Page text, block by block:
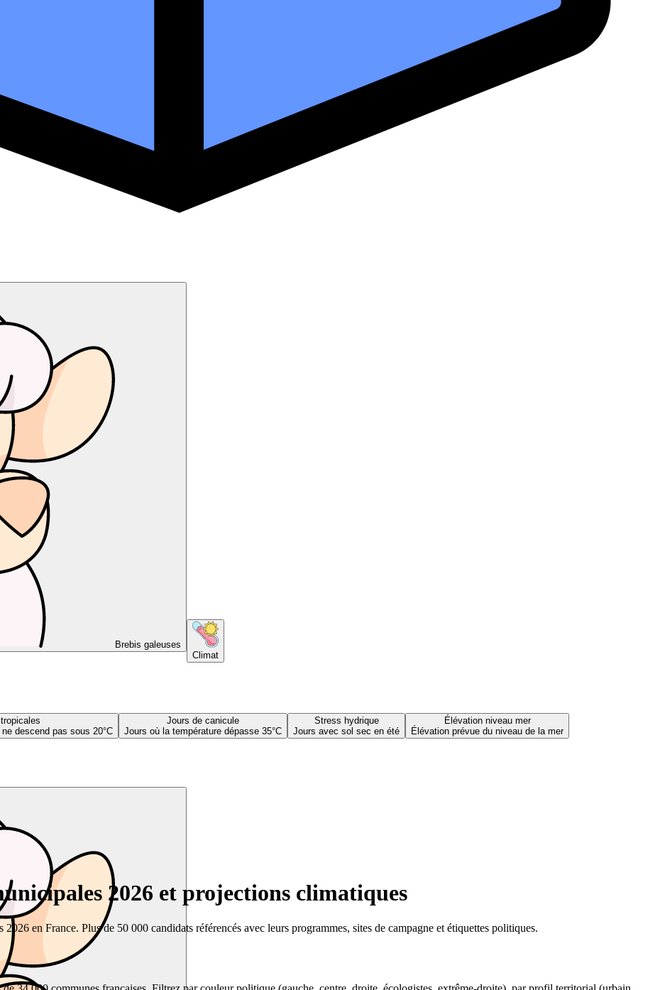
Brebis galeuses
Climat
descend pas sous 20°C
Jours de canicule
Jours où la température dépasse 35°C
Stress hydrique
Jours avec sol sec en été
Élévation niveau mer
Élévation prévue du niveau de la mer
2026 et projections climatiques
en France. Plus de 50 000 candidats référencés avec leurs programmes, sites de campagne et étiquettes politiques.